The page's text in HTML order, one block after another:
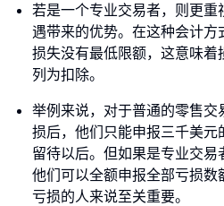
若是一个专业交易者，则更
遇带来的优势。在这种会计方
损失没有最低限额，这意味
列为扣除。
举例来说，对于普通的零售交
损后，他们只能申报三千美元
留待以后。但如果是专业交易
他们可以全额申报全部亏损
亏损的人来说至关重要。